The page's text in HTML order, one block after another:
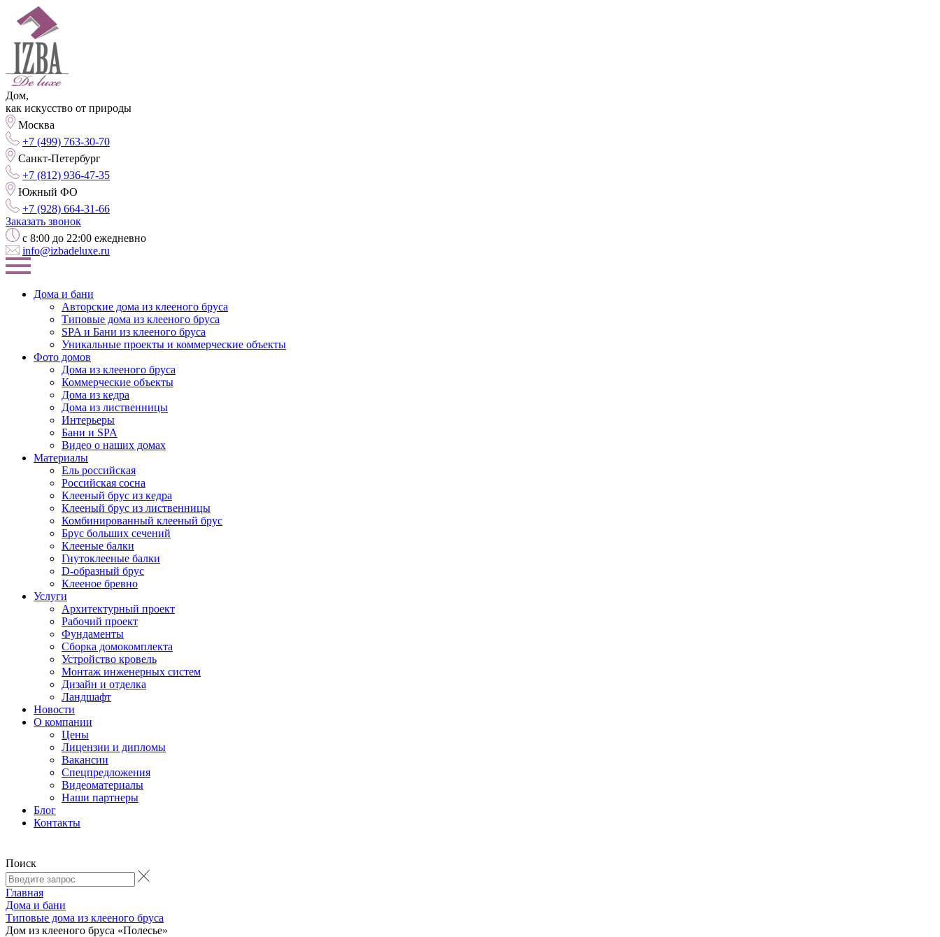
Дом,
как искусство от природы
Москва
+7 (499) 763-30-70
Санкт-Петербург
+7 (812) 936-47-35
Южный ФО
+7 (928) 664-31-66
Заказать звонок
с 8:00 до 22:00 ежедневно
info@izbadeluxe.ru
Дома и бани
Авторские дома из клееного бруса
Типовые дома из клееного бруса
SPA и Бани из клееного бруса
Уникальные проекты и коммерческие объекты
Фото домов
Дома из клееного бруса
Коммерческие объекты
Дома из кедра
Дома из лиственницы
Интерьеры
Бани и SPA
Видео о наших домах
Материалы
Ель российская
Российская сосна
Клееный брус из кедра
Клееный брус из лиственницы
Комбинированный клееный брус
Брус больших сечений
Клееные балки
Гнутоклееные балки
D-образный брус
Клееное бревно
Услуги
Архитектурный проект
Рабочий проект
Фундаменты
Сборка домокомплекта
Устройство кровель
Монтаж инженерных систем
Дизайн и отделка
Ландшафт
Новости
О компании
Цены
Лицензии и дипломы
Вакансии
Cпецпредложения
Видеоматериалы
Наши партнеры
Блог
Контакты
Поиск
Главная
Дома и бани
Типовые дома из клееного бруса
Дом из клееного бруса «Полесье»